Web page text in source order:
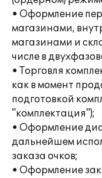
• Оформление
магазинами,
магазинами и
числе в
• Торговля
как в момент
подготовкой
"комплектация");
• Оформление
дальнейшем
заказа очков;
• Оформление